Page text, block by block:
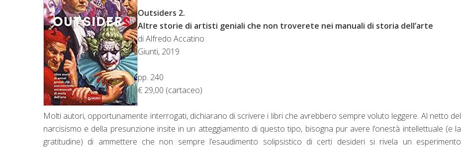
Outsiders 2.
Altre storie di artisti geniali che non troverete nei manuali di storia dell’arte
di Alfredo Accatino
Giunti, 2019
pp. 240
€ 29,00 (cartaceo)
Molti autori, opportunamente interrogati, dichiarano di scrivere i libri che avrebbero sempre voluto leggere. Al netto del
narcisismo e della presunzione insite in un atteggiamento di questo tipo, bisogna pur avere l’onestà intellettuale (e la
gratitudine) di ammettere che non sempre l’esaudimento solipsistico di certi desideri si rivela un esperimento